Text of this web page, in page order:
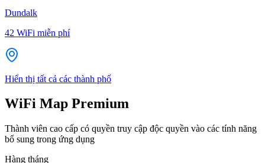
Dundalk
42 WiFi miễn phí
Hiển thị tất cả các thành phố
WiFi Map Premium
Thành viên cao cấp có quyền truy cập độc quyền vào các tính năng
bổ sung trong ứng dụng
Hàng tháng